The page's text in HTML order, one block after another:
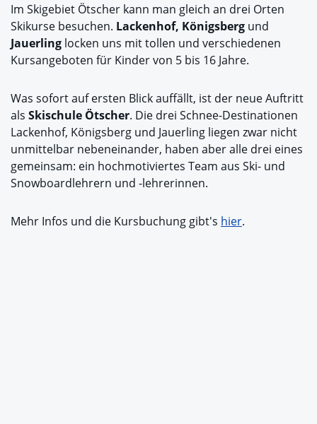
Im Skigebiet Ötscher kann man gleich an drei Orten
Skikurse besuchen. Lackenhof, Königsberg und
Jauerling locken uns mit tollen und verschiedenen
Kursangeboten für Kinder von 5 bis 16 Jahre.
Was sofort auf ersten Blick auffällt, ist der neue Auftritt
als Skischule Ötscher. Die drei Schnee-Destinationen
Lackenhof, Königsberg und Jauerling liegen zwar nicht
unmittelbar nebeneinander, haben aber alle drei eines
gemeinsam: ein hochmotiviertes Team aus Ski- und
Snowboardlehrern und -lehrerinnen.
Mehr Infos und die Kursbuchung gibt's hier.